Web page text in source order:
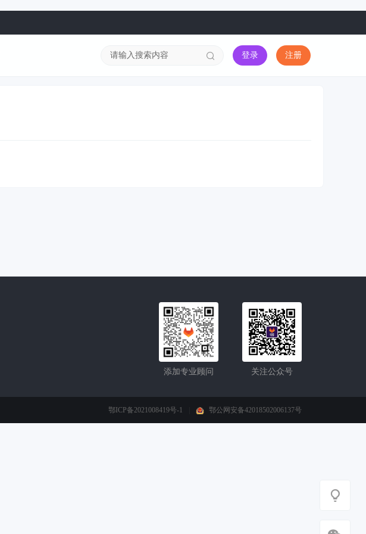
登录 注册
关注公众号
添加专业顾问
鄂ICP备2021008419号-1 鄂公网安备42018502006137号